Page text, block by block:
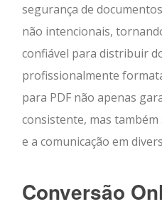
segurança de
não intencionais,
confiável para distribuir
profissionalmente
para PDF não apenas
consistente, mas
e a comunicação em
Conversão